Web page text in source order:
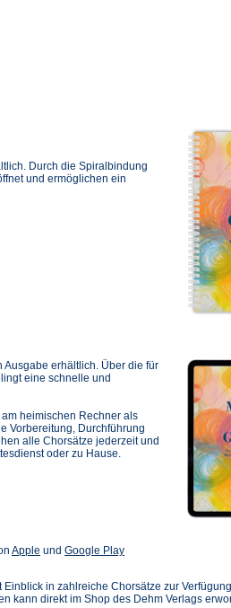
Durch die Spiralbindung
und ermöglichen ein
Ausgabe erhältlich. Über die für
eine schnelle und
heimischen Rechner als
Vorbereitung, Durchführung
alle Chorsätze jederzeit und
oder zu Hause.
Apple (Öffnet
neuen
Tab)
und Google Play(Öffnet
neuen
Tab)
in zahlreiche Chorsätze zur
kann direkt im Shop des Dehm Verlags